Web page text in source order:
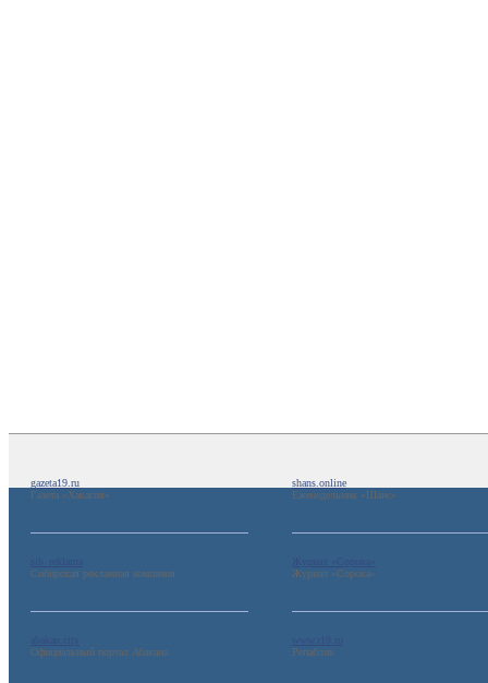
gazeta19.ru
Газета «Хакасия»
shans.online
Еженедельник «Шанс»
Сибирская рекламная компания
Журнал «Сорока»
Официальный портал Абакана
Репаблик